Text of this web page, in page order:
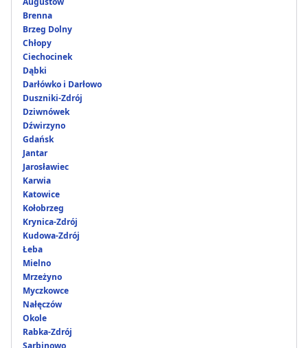
Brenna
Brzeg Dolny
Chłopy
Ciechocinek
Dąbki
Darłówko i Darłowo
Duszniki-Zdrój
Dziwnówek
Dźwirzyno
Gdańsk
Jantar
Jarosławiec
Karwia
Katowice
Kołobrzeg
Krynica-Zdrój
Kudowa-Zdrój
Łeba
Mielno
Mrzeżyno
Myczkowce
Nałęczów
Okole
Rabka-Zdrój